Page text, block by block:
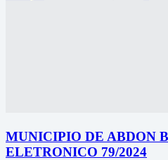
MUNICIPIO DE ABDON
ELETRONICO 79/2024